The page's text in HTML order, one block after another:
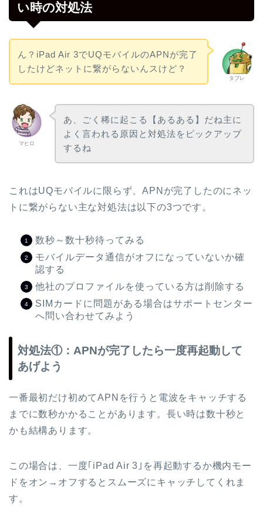
い時の対処法
タブレ
ん？iPad Air 3でUQモバイルのAPNが完了
したけどネットに繋がらないんスけど？
マヒロ
あ、ごく稀に起こる【あるある】だね主に
よく言われる原因と対処法をピックアップ
するね
これはUQモバイルに限らず、APNが完了したのにネッ
トに繋がらない主な対処法は以下の3つです。
数秒～数十秒待ってみる
モバイルデータ通信がオフになっていないか確
認する
他社のプロファイルを使っている方は削除する
SIMカードに問題がある場合はサポートセンター
へ問い合わせてみよう
対処法①：APNが完了したら一度再起動して
あげよう
一番最初だけ初めてAPNを行うと電波をキャッチする
までに数秒かかることがあります。長い時は数十秒と
かも結構あります。
この場合は、一度｢iPad Air 3｣を再起動するか機内モー
ドをオン→オフするとスムーズにキャッチしてくれま
す。